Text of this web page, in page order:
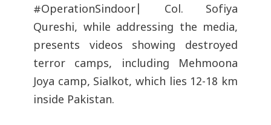
#OperationSindoor | Col. Sofiya
Qureshi, while addressing the media,
presents videos showing destroyed
terror camps, including Mehmoona
Joya camp, Sialkot, which lies 12-18 km
inside Pakistan.